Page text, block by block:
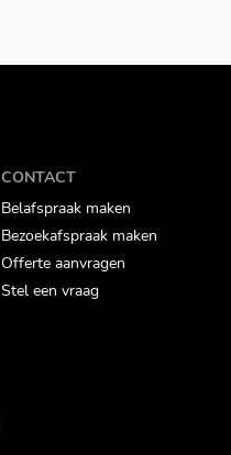
CONTACT
Belafspraak maken
Bezoekafspraak maken
Offerte aanvragen
Stel een vraag